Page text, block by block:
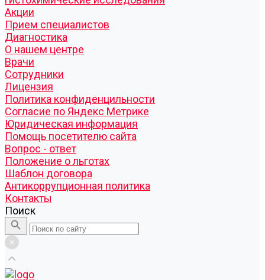
Акции
Прием специалистов
Диагностика
О нашем центре
Врачи
Сотрудники
Лицензия
Политика конфиденцильности
Согласие по Яндекс Метрике
Юридическая информация
Помощь посетителю сайта
Вопрос - ответ
Положение о льготах
Шаблон договора
Антикоррупционная политика
Контакты
Поиск